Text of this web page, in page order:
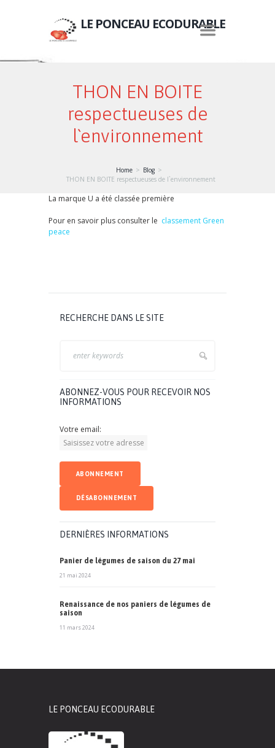
LE PONCEAU ECODURABLE
THON EN BOITE
respectueuses de
l`environnement
Home
Blog
THON EN BOITE respectueuses de l`environnement
La marque U a été classée première
Pour en savoir plus consulter le classement Green
peace
RECHERCHE DANS LE SITE
ABONNEZ-VOUS POUR RECEVOIR NOS
INFORMATIONS
Votre email:
DERNIÈRES INFORMATIONS
Panier de légumes de saison du 27 mai
21 mai 2024
Renaissance de nos paniers de légumes de
saison
11 mars 2024
LE PONCEAU ECODURABLE